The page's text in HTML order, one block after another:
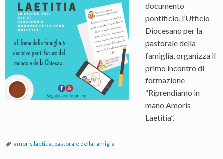
documento
pontificio, l’Ufficio
Diocesano per la
pastorale della
famiglia, organizza il
primo incontro di
formazione
“Riprendiamo in
mano Amoris
Laetitia”.
amoris laetitia pastorale della famiglia